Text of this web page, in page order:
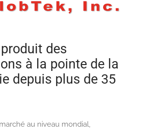
produit des
à la pointe de la
depuis plus de 35
au niveau mondial,